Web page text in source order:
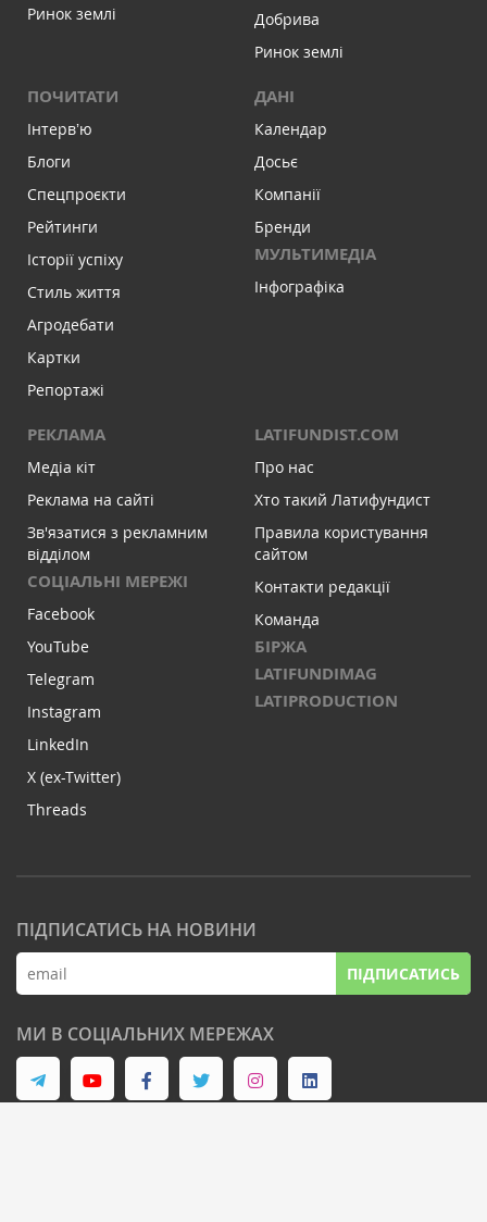
Ринок землі
Добрива
Ринок землі
ПОЧИТАТИ
Інтервʼю
Блоги
Спецпроєкти
Рейтинги
Історії успіху
Стиль життя
Агродебати
Картки
Репортажі
ДАНІ
Календар
Досьє
Компанії
Бренди
МУЛЬТИМЕДІА
Інфографіка
РЕКЛАМА
Медіа кіт
Реклама на сайті
Зв'язатися з рекламним
відділом
СОЦІАЛЬНІ МЕРЕЖІ
Facebook
YouTube
Telegram
Instagram
LinkedIn
X (ex-Twitter)
Threads
LATIFUNDIST.COM
Про нас
Хто такий Латифундист
Правила користування
сайтом
Контакти редакції
Команда
БІРЖА
LATIFUNDIMAG
LATIPRODUCTION
ПІДПИСАТИСЬ НА НОВИНИ
ПІДПИСАТИСЬ
МИ В СОЦІАЛЬНИХ МЕРЕЖАХ